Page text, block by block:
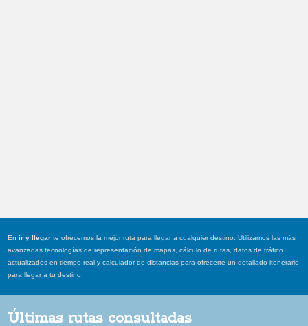
Enir y llegar te ofrecemos la mejor ruta para llegar a cualquier destino. Utilizamos las más
avanzadas tecnologías de representación de mapas, cálculo de rutas, datos de tráfico
actualizados en tiempo real y calculador de distancias para ofrecerte un detallado itenerario
para llegar a tu destino.
Últimas rutas consultadas